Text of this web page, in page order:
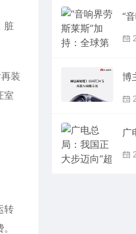
脏
装
室
转